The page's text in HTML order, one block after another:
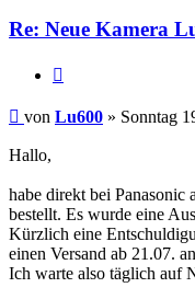
Re: Neue Kamera
Beitrag
von Lu600 » Sonntag
Hallo,
habe direkt bei
bestellt. Es wurde eine
Kürzlich eine
einen Versand ab 21.07.
Ich warte also täglich auf